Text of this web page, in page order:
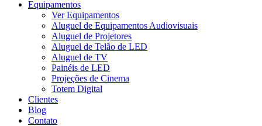
Equipamentos
Ver Equipamentos
Aluguel de Equipamentos Audiovisuais
Aluguel de Projetores
Aluguel de Telão de LED
Aluguel de TV
Painéis de LED
Projeções de Cinema
Totem Digital
Clientes
Blog
Contato